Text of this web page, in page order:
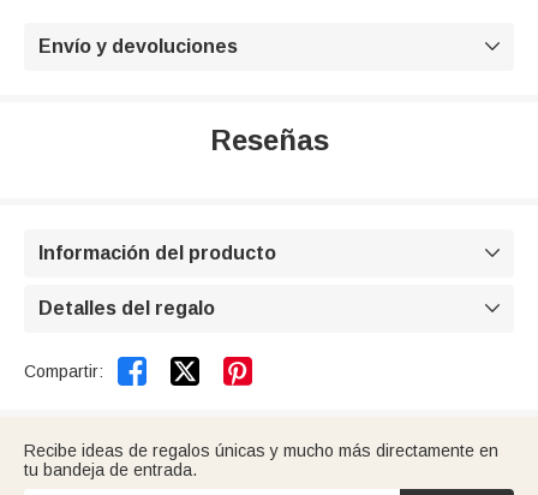
Envío y devoluciones 
Reseñas
Información del producto 
Detalles del regalo 
Compartir:  
Recibe ideas de regalos únicas y mucho más directamente en
tu bandeja de entrada.